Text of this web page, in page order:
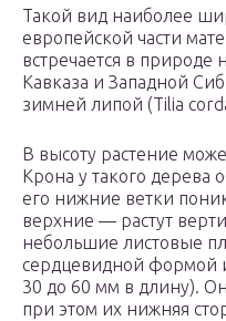
Такой вид наиболее
европейской части
встречается в
Кавказа и Западной
зимней липой (Тilia
В высоту растение
Крона у такого дерева
его нижние ветки
верхние — растут
небольшие листовые
сердцевидной формой
30 до 60 мм в длину).
при этом их нижняя